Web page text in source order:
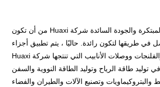
تمكن المنتجات المبتكرة والجودة السائدة شركة Huaxi من أن تكون
في طريقها لتكون رائدة. حاليًا ، يتم تطبيق أجزاء
المسبك الدائرية والفلنجات ووصلات الأنابيب التي تنتجها شركة Huaxi
طاقة الرياح وتوليد الطاقة النووية والسفن
والبتروكيماويات وتصنيع الآلات والطيران والفضاء